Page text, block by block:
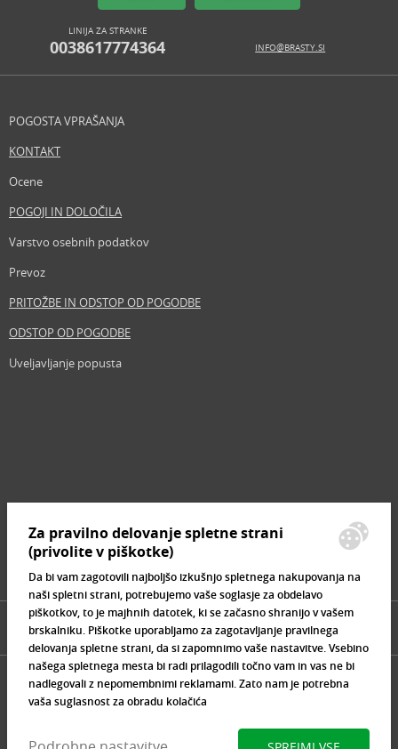
LINIJA ZA STRANKE
0038617774364 INFO@BRASTY.SI
POGOSTA VPRAŠANJA
KONTAKT
Ocene
POGOJI IN DOLOČILA
Varstvo osebnih podatkov
Prevoz
PRITOŽBE IN ODSTOP OD POGODBE
ODSTOP OD POGODBE
Uveljavljanje popusta
Znamke, ki se prodajajo
Za pravilno delovanje spletne strani
(privolite v piškotke)
Da bi vam zagotovili najboljšo izkušnjo spletnega nakupovanja na
naši spletni strani, potrebujemo vaše soglasje za obdelavo
piškotkov, to je majhnih datotek, ki se začasno shranijo v vašem
brskalniku. Piškotke uporabljamo za zagotavljanje pravilnega
delovanja spletne strani, da si zapomnimo vaše nastavitve. Vsebino
našega spletnega mesta bi radi prilagodili točno vam in vas ne bi
nadlegovali z nepomembnimi reklamami. Zato nam je potrebna
vaša suglasnost za obradu kolačića